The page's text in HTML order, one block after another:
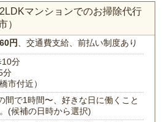
マンションでのお掃除代行
）
円、交通費支給、前払い制度あり
10分
分
市付近）
間で1時間〜、好きな日に働くこと
(候補の日時から選択)